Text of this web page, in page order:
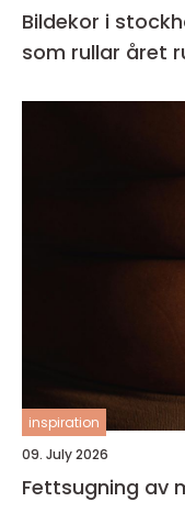
Bildekor i stockholm synlig
som rullar året
inspiration
09. July 2026
Fettsugning av